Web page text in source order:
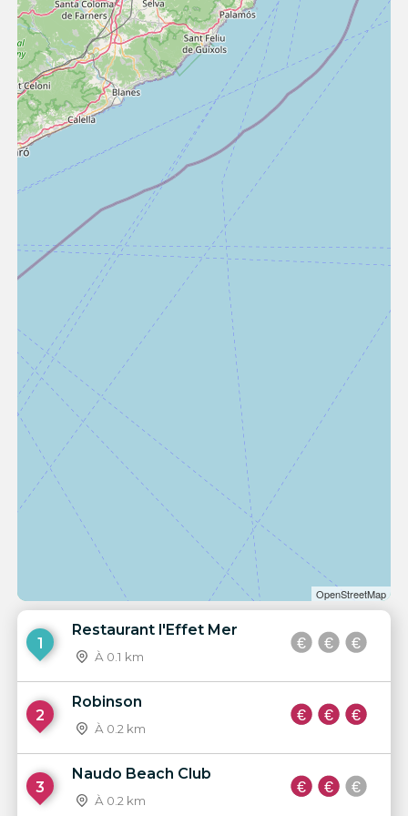
OpenStreetMap
1
Restaurant l'Effet Mer
À 0.1 km
2
Robinson
À 0.2 km
3
Naudo Beach Club
À 0.2 km